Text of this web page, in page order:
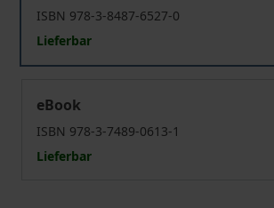
ISBN 978-3-8487-6527-0
Lieferbar
eBook
ISBN 978-3-7489-0613-1
Lieferbar